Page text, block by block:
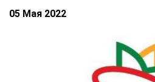
05 Мая 2022